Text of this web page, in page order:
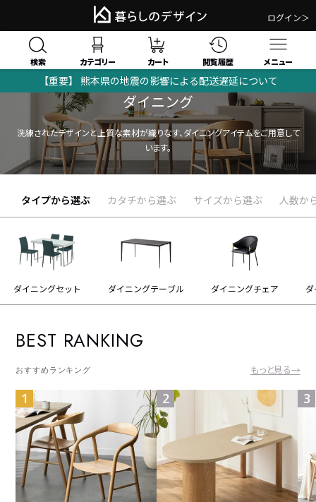
ログイン＞
検索 カテゴリー カート 閲覧履歴 メニュー
【重要】 熊本県の地震の影響による配送遅延について
ダイニング
洗練されたデザインと上質な素材が織りなす、ダイニングアイテムをご用意して
います。
タイプから選ぶ カタチから選ぶ サイズから選ぶ 人数か
ダイニングセット ダイニングテーブル ダイニングチェア
BEST RANKING
おすすめランキング もっと見る→
1 2 3